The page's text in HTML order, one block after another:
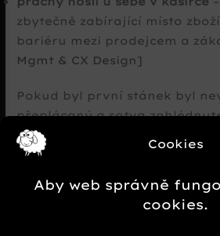
Cookies
Aby web správně
cookies.
zbytečně zabírající místo
bariéru mezi prodejcem a
Mgmt & CX Design]
Pokud byl první stánek byl
přeplácaný a sotva
byl naopak vizuálně čistý a
pulty do výše pasu, za mnou
jsou kalendáře) auprostřed
(já). A navrch k tomu